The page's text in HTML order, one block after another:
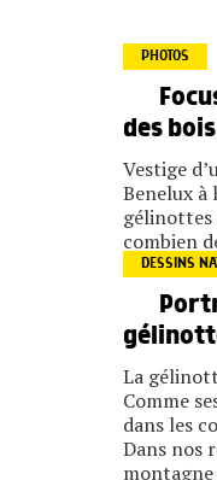
PHOTOS
des
Vestige
Benelux à
gélinottes
combien
DESSINS
La
Comme
dans les
Dans nos
montagne